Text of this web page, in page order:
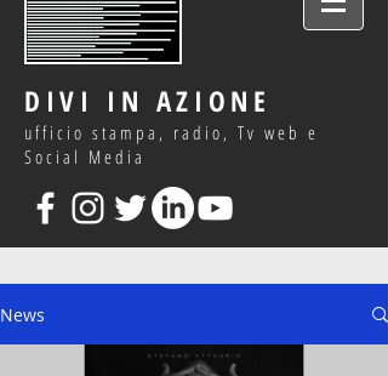
DIVI IN AZIONE
ufficio stampa, radio, Tv web e
Social Media
News